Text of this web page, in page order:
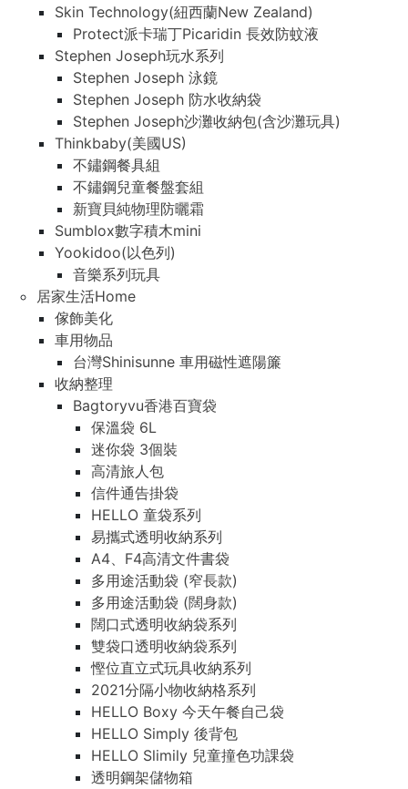
Skin Technology(紐西蘭New Zealand)
Protect派卡瑞丁Picaridin 長效防蚊液
Stephen Joseph玩水系列
Stephen Joseph 泳鏡
Stephen Joseph 防水收納袋
Stephen Joseph沙灘收納包(含沙灘玩具)
Thinkbaby(美國US)
不鏽鋼餐具組
不鏽鋼兒童餐盤套組
新寶貝純物理防曬霜
Sumblox數字積木mini
Yookidoo(以色列)
音樂系列玩具
居家生活Home
傢飾美化
車用物品
台灣Shinisunne 車用磁性遮陽簾
收納整理
Bagtoryvu香港百寶袋
保溫袋 6L
迷你袋 3個裝
高清旅人包
信件通告掛袋
HELLO 童袋系列
易攜式透明收納系列
A4、F4高清文件書袋
多用途活動袋 (窄長款)
多用途活動袋 (闊身款)
闊口式透明收納袋系列
雙袋口透明收納袋系列
慳位直立式玩具收納系列
2021分隔小物收納格系列
HELLO Boxy 今天午餐自己袋
HELLO Simply 後背包
HELLO Slimily 兒童撞色功課袋
透明鋼架儲物箱